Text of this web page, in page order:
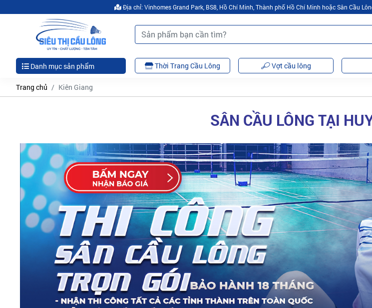
Địa chỉ: Vinhomes Grand Park, BS8, Hồ Chí Minh, Thành phố Hồ Chí Minh hoặc Sân Cầu
Danh mục sản phẩm Thời Trang Cầu Lông Vợt cầu lông
Trang chủ Kiên Giang
SÂN CẦU LÔNG TẠI